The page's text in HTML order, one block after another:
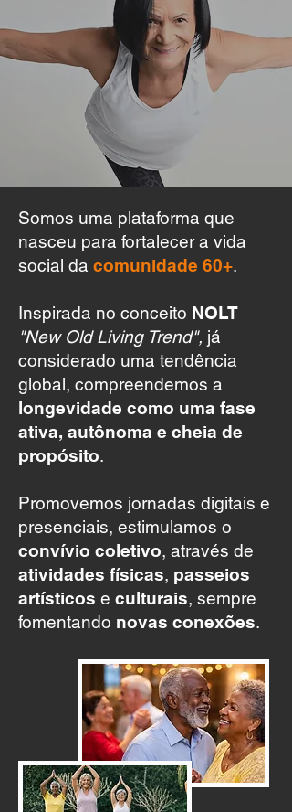
Somos uma plataforma que
nasceu para fortalecer a vida
social da comunidade 60+.
Inspirada no conceito NOLT
"New Old Living Trend", já
considerado uma tendência
global, compreendemos a
longevidade como uma fase
ativa, autônoma e cheia de
propósito.
Promovemos jornadas digitais e
presenciais, estimulamos o
convívio coletivo, através de
atividades físicas, passeios
artísticos e culturais, sempre
fomentando novas conexões.